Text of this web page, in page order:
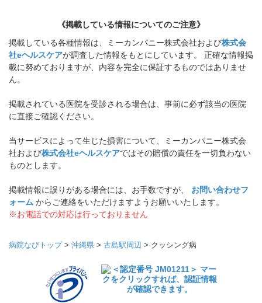
《掲載している情報についてのご注意》
掲載している各種情報は、ミーカンパニー株式会社および株式会
社eヘルスケアが調査した情報をもとにしています。 正確な情報掲
載に努めておりますが、内容を完全に保証するものではありませ
ん。
掲載されている医院を受診される場合は、事前に必ず該当の医院
に直接ご確認ください。
当サービスによって生じた損害について、ミーカンパニー株式会
社および株式会社eヘルスケアではその賠償の責任を一切負わない
ものとします。
掲載情報に誤りがある場合には、お手数ですが、 お問い合わせフ
ォーム からご連絡をいただけますようお願いいたします。
※お電話での対応は行っておりません
病院なびトップ> 沖縄県 > 古島駅周辺 > クッシング病